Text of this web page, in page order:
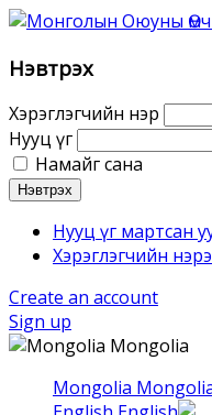
Нэвтрэх
Хэрэглэгчийн нэр
Нууц үг
Намайг сана
Нэвтрэх
Нууц үг мартсан
Хэрэглэгчийн
Create an account
Sign up
Mongolia